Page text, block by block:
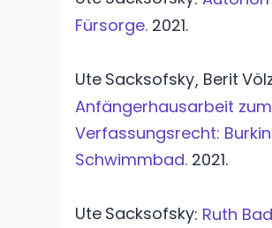
Fürsorge. 2021.
Ute Sacksofsky, Berit
Anfängerhausarbeit zum
Verfassungsrecht:
Schwimmbad. 2021.
Ute Sacksofsky: Ruth